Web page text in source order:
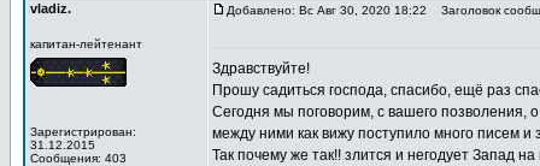
vladiz.
капитан-лейтенант
Зарегистрирован:
31.12.2015
Сообщения: 403
Добавлено: Вс Авг 30, 2020 18:22 Заголовок
Здравствуйте!
Прошу садиться господа, спасибо, ещё раз
Сегодня мы поговорим, с вашего позволения,
между ними как вижу поступило много писем и
Так почему же так!! злится и негодует Запад